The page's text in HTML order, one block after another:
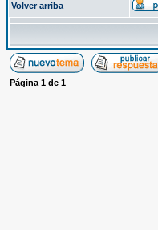
Volver arriba
Página 1 de 1